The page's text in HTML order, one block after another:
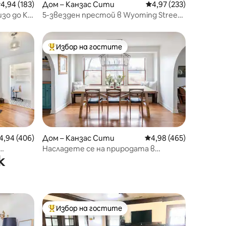
оценка: 4,94 от 5, 183 отзива
4,94 (183)
до KU
Дом – Канзас Сити Средна оценка: 4,97
4,97 (233)
5-звезден престой в Wyoming Street
оценка: 4,94 от 5, 406 отзива
(406)
Най-популярен избор на гостите
Избор на гостите
Дом – Канзас Сити Средна оценка: 4,98
4,98 (465)
Насладете се на природата в
Най-популярен избор на гостите
Избор на гостите